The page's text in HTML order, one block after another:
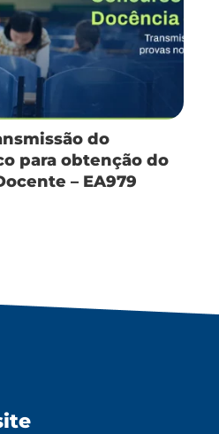
do
para obtenção do
– EA979